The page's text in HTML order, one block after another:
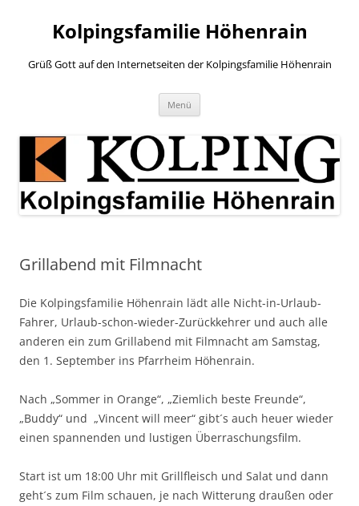
springenKolpingsfamilie Höhenrain
Grüß Gott auf den Internetseiten der Kolpingsfamilie Höhenrain
Menü
Grillabend mit Filmnacht
Die Kolpingsfamilie Höhenrain lädt alle Nicht-in-Urlaub-
Fahrer, Urlaub-schon-wieder-Zurückkehrer und auch alle
anderen ein zum Grillabend mit Filmnacht am Samstag,
den 1. September ins Pfarrheim Höhenrain.
Nach „Sommer in Orange“, „Ziemlich beste Freunde“,
„Buddy“ und „Vincent will meer“ gibt´s auch heuer wieder
einen spannenden und lustigen Überraschungsfilm.
Start ist um 18:00 Uhr mit Grillfleisch und Salat und dann
geht´s zum Film schauen, je nach Witterung draußen oder